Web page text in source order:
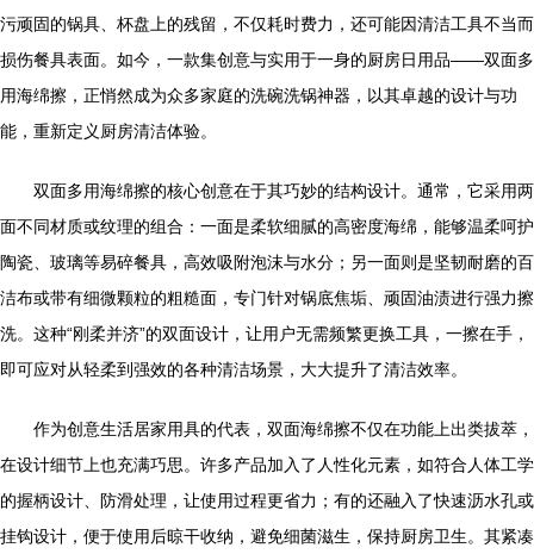
污顽固的锅具、杯盘上的残留，不仅耗时费力，还可能因清洁工具不当而
损伤餐具表面。如今，一款集创意与实用于一身的厨房日用品——双面多
用海绵擦，正悄然成为众多家庭的洗碗洗锅神器，以其卓越的设计与功
能，重新定义厨房清洁体验。
双面多用海绵擦的核心创意在于其巧妙的结构设计。通常，它采用两
面不同材质或纹理的组合：一面是柔软细腻的高密度海绵，能够温柔呵护
陶瓷、玻璃等易碎餐具，高效吸附泡沫与水分；另一面则是坚韧耐磨的百
洁布或带有细微颗粒的粗糙面，专门针对锅底焦垢、顽固油渍进行强力擦
洗。这种“刚柔并济”的双面设计，让用户无需频繁更换工具，一擦在手，
即可应对从轻柔到强效的各种清洁场景，大大提升了清洁效率。
作为创意生活居家用具的代表，双面海绵擦不仅在功能上出类拔萃，
在设计细节上也充满巧思。许多产品加入了人性化元素，如符合人体工学
的握柄设计、防滑处理，让使用过程更省力；有的还融入了快速沥水孔或
挂钩设计，便于使用后晾干收纳，避免细菌滋生，保持厨房卫生。其紧凑